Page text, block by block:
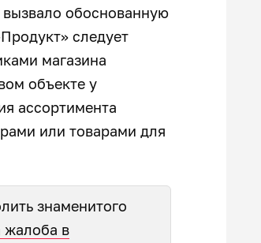
обоснованную
следует
магазина
объекте у
ассортимента
или товарами для
знаменитого
жалоба в